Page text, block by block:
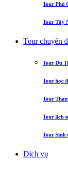
Tour Phú
Tour Tây
Tour chuyên
Tour Du
Tour học
Tour
Tour lịch
Tour Sinh
Dịch vụ